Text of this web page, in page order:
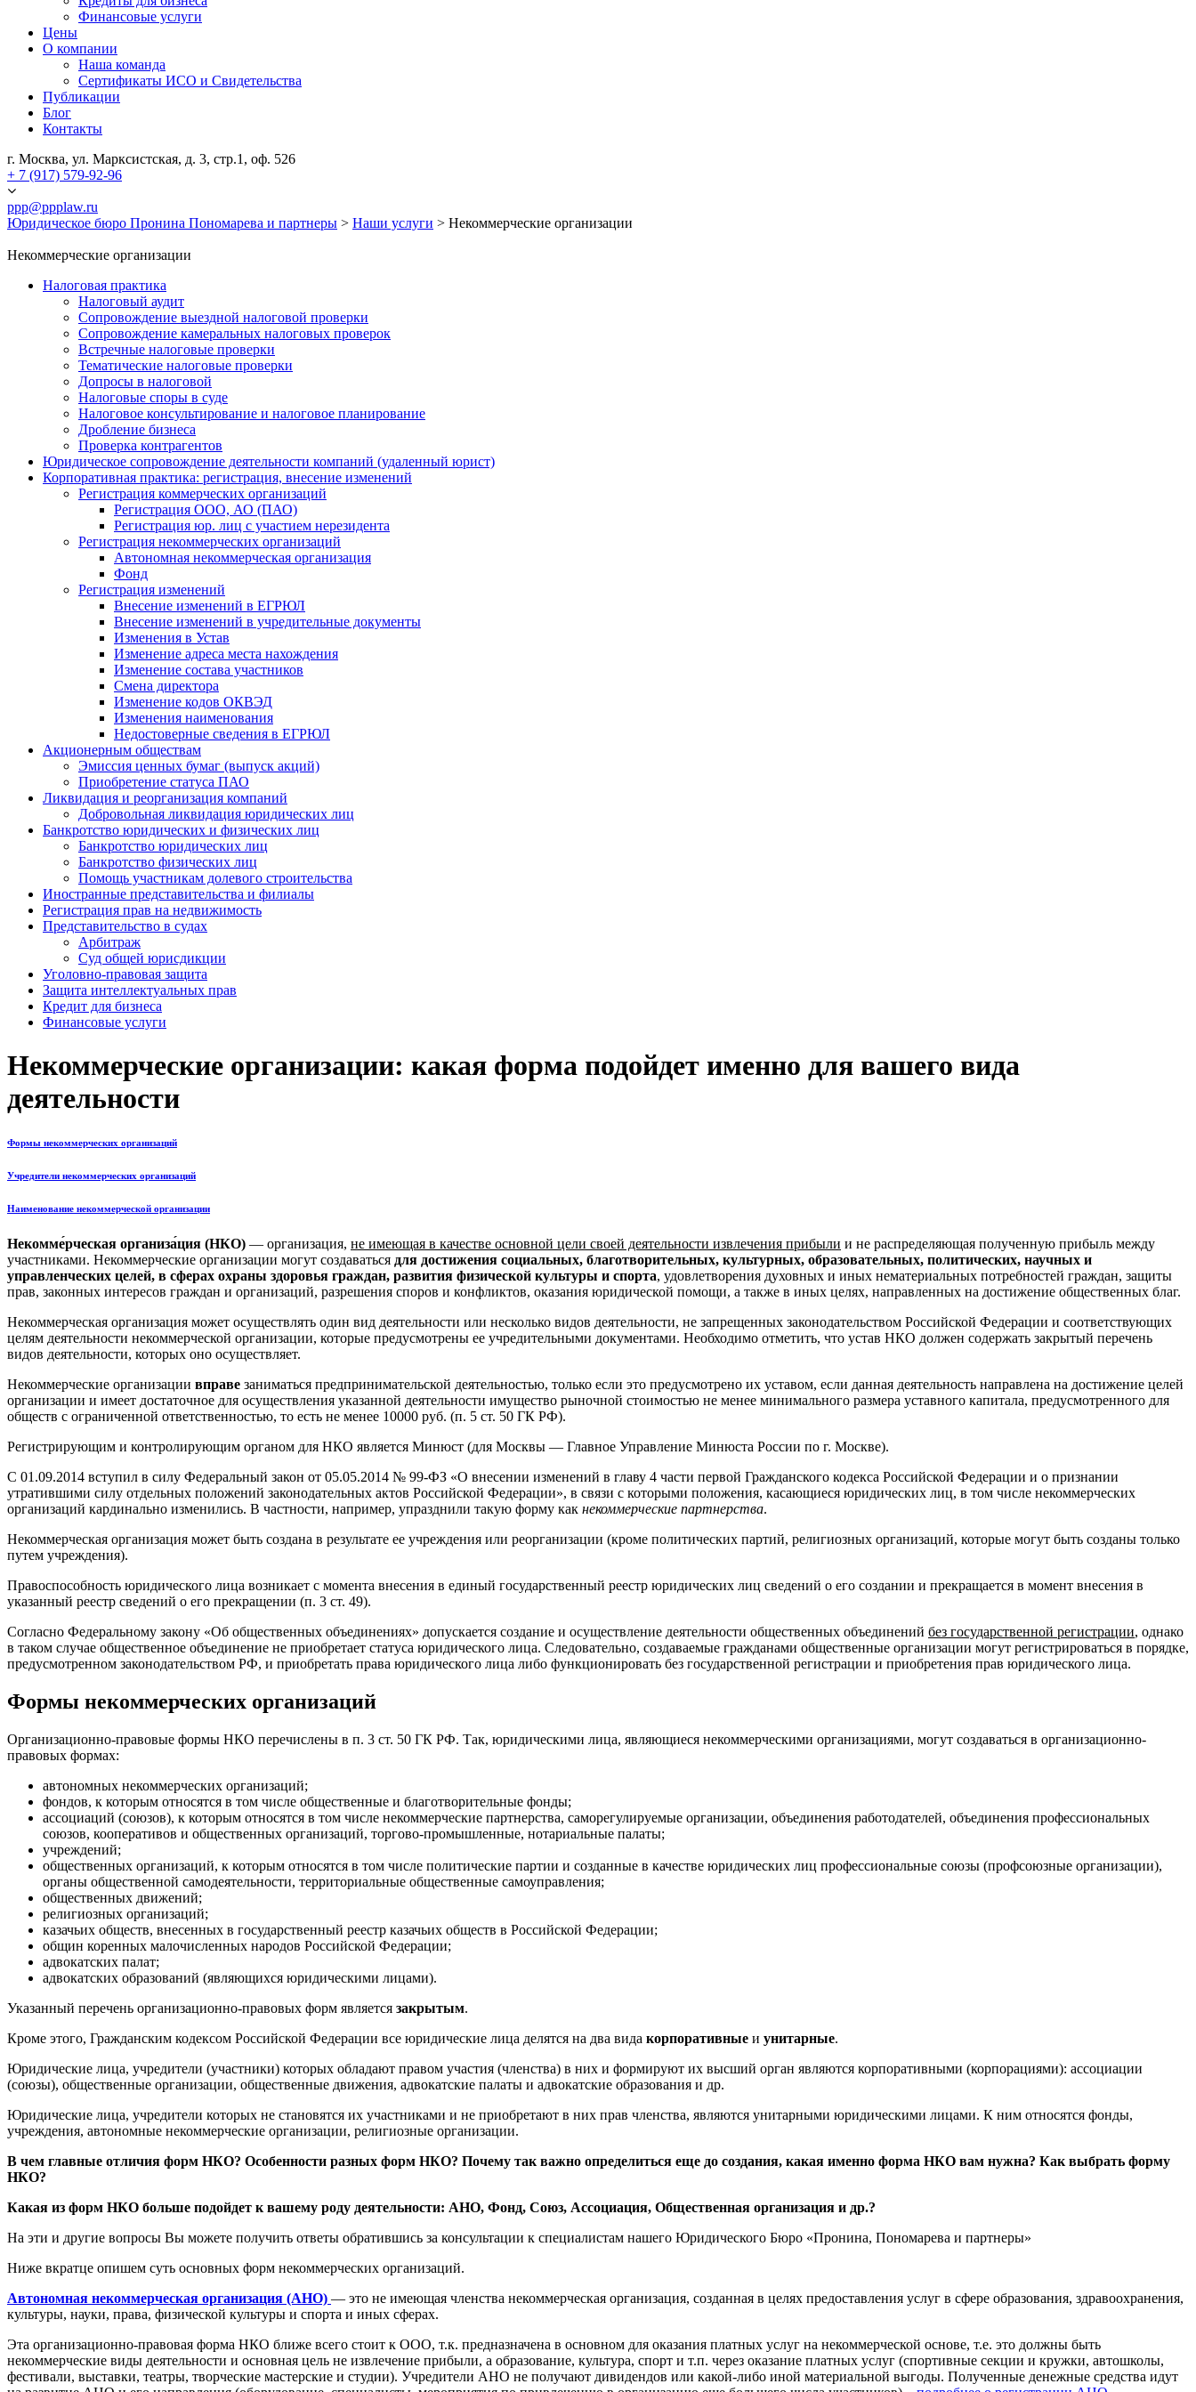
Финансовые услуги
Цены
О компании
Наша команда
Сертификаты ИСО и Свидетельства
Публикации
Блог
Контакты
г. Москва, ул. Марксистская, д. 3, стр.1, оф. 526
+ 7 (917) 579-92-96
ppp@ppplaw.ru
Юридическое бюро Пронина Пономарева и партнеры > Наши услуги > Некоммерческие организации
Некоммерческие организации
Налоговая практика
Налоговый аудит
Сопровождение выездной налоговой проверки
Сопровождение камеральных налоговых проверок
Встречные налоговые проверки
Тематические налоговые проверки
Допросы в налоговой
Налоговые споры в суде
Налоговое консультирование и налоговое планирование
Дробление бизнеса
Проверка контрагентов
Юридическое сопровождение деятельности компаний (удаленный юрист)
Корпоративная практика: регистрация, внесение изменений
Регистрация коммерческих организаций
Регистрация ООО, АО (ПАО)
Регистрация юр. лиц с участием нерезидента
Регистрация некоммерческих организаций
Автономная некоммерческая организация
Фонд
Регистрация изменений
Внесение изменений в ЕГРЮЛ
Внесение изменений в учредительные документы
Изменения в Устав
Изменение адреса места нахождения
Изменение состава участников
Смена директора
Изменение кодов ОКВЭД
Изменения наименования
Недостоверные сведения в ЕГРЮЛ
Акционерным обществам
Эмиссия ценных бумаг (выпуск акций)
Приобретение статуса ПАО
Ликвидация и реорганизация компаний
Добровольная ликвидация юридических лиц
Банкротство юридических и физических лиц
Банкротство юридических лиц
Банкротство физических лиц
Помощь участникам долевого строительства
Иностранные представительства и филиалы
Регистрация прав на недвижимость
Представительство в судах
Арбитраж
Суд общей юрисдикции
Уголовно-правовая защита
Защита интеллектуальных прав
Кредит для бизнеса
Финансовые услуги
Некоммерческие организации: какая форма подойдет именно для вашего вида
деятельности
Формы некоммерческих организаций
Учредители некоммерческих организаций
Наименование некоммерческой организации
Некомме́рческая организа́ция (НКО) — организация, не имеющая в качестве основной цели своей деятельности извлечения прибыли и не распределяющая полученную прибыль между
участниками. Некоммерческие организации могут создаваться для достижения социальных, благотворительных, культурных, образовательных, политических, научных и
управленческих целей, в сферах охраны здоровья граждан, развития физической культуры и спорта, удовлетворения духовных и иных нематериальных потребностей граждан, защиты
прав, законных интересов граждан и организаций, разрешения споров и конфликтов, оказания юридической помощи, а также в иных целях, направленных на достижение общественных благ.
Некоммерческая организация может осуществлять один вид деятельности или несколько видов деятельности, не запрещенных законодательством Российской Федерации и соответствующих
целям деятельности некоммерческой организации, которые предусмотрены ее учредительными документами. Необходимо отметить, что устав НКО должен содержать закрытый перечень
видов деятельности, которых оно осуществляет.
Некоммерческие организации вправе заниматься предпринимательской деятельностью, только если это предусмотрено их уставом, если данная деятельность направлена на достижение целей
организации и имеет достаточное для осуществления указанной деятельности имущество рыночной стоимостью не менее минимального размера уставного капитала, предусмотренного для
обществ с ограниченной ответственностью, то есть не менее 10000 руб. (п. 5 ст. 50 ГК РФ).
Регистрирующим и контролирующим органом для НКО является Минюст (для Москвы — Главное Управление Минюста России по г. Москве).
С 01.09.2014 вступил в силу Федеральный закон от 05.05.2014 № 99-ФЗ «О внесении изменений в главу 4 части первой Гражданского кодекса Российской Федерации и о признании
утратившими силу отдельных положений законодательных актов Российской Федерации», в связи с которыми положения, касающиеся юридических лиц, в том числе некоммерческих
организаций кардинально изменились. В частности, например, упразднили такую форму как некоммерческие партнерства.
Некоммерческая организация может быть создана в результате ее учреждения или реорганизации (кроме политических партий, религиозных организаций, которые могут быть созданы только
путем учреждения).
Правоспособность юридического лица возникает с момента внесения в единый государственный реестр юридических лиц сведений о его создании и прекращается в момент внесения в
указанный реестр сведений о его прекращении (п. 3 ст. 49).
Согласно Федеральному закону «Об общественных объединениях» допускается создание и осуществление деятельности общественных объединений без государственной регистрации, однако
в таком случае общественное объединение не приобретает статуса юридического лица. Следовательно, создаваемые гражданами общественные организации могут регистрироваться в порядке,
предусмотренном законодательством РФ, и приобретать права юридического лица либо функционировать без государственной регистрации и приобретения прав юридического лица.
Формы некоммерческих организаций
Организационно-правовые формы НКО перечислены в п. 3 ст. 50 ГК РФ. Так, юридическими лица, являющиеся некоммерческими организациями, могут создаваться в организационно-
правовых формах:
автономных некоммерческих организаций;
фондов, к которым относятся в том числе общественные и благотворительные фонды;
ассоциаций (союзов), к которым относятся в том числе некоммерческие партнерства, саморегулируемые организации, объединения работодателей, объединения профессиональных
союзов, кооперативов и общественных организаций, торгово-промышленные, нотариальные палаты;
учреждений;
общественных организаций, к которым относятся в том числе политические партии и созданные в качестве юридических лиц профессиональные союзы (профсоюзные организации),
органы общественной самодеятельности, территориальные общественные самоуправления;
общественных движений;
религиозных организаций;
казачьих обществ, внесенных в государственный реестр казачьих обществ в Российской Федерации;
общин коренных малочисленных народов Российской Федерации;
адвокатских палат;
адвокатских образований (являющихся юридическими лицами).
Указанный перечень организационно-правовых форм является закрытым.
Кроме этого, Гражданским кодексом Российской Федерации все юридические лица делятся на два вида корпоративные и унитарные.
Юридические лица, учредители (участники) которых обладают правом участия (членства) в них и формируют их высший орган являются корпоративными (корпорациями): ассоциации
(союзы), общественные организации, общественные движения, адвокатские палаты и адвокатские образования и др.
Юридические лица, учредители которых не становятся их участниками и не приобретают в них прав членства, являются унитарными юридическими лицами. К ним относятся фонды,
учреждения, автономные некоммерческие организации, религиозные организации.
В чем главные отличия форм НКО? Особенности разных форм НКО? Почему так важно определиться еще до создания, какая именно форма НКО вам нужна? Как выбрать форму
НКО?
Какая из форм НКО больше подойдет к вашему роду деятельности: АНО, Фонд, Союз, Ассоциация, Общественная организация и др.?
На эти и другие вопросы Вы можете получить ответы обратившись за консультации к специалистам нашего Юридического Бюро «Пронина, Пономарева и партнеры»
Ниже вкратце опишем суть основных форм некоммерческих организаций.
Автономная некоммерческая организация (АНО) — это не имеющая членства некоммерческая организация, созданная в целях предоставления услуг в сфере образования, здравоохранения,
культуры, науки, права, физической культуры и спорта и иных сферах.
Эта организационно-правовая форма НКО ближе всего стоит к ООО, т.к. предназначена в основном для оказания платных услуг на некоммерческой основе, т.е. это должны быть
некоммерческие виды деятельности и основная цель не извлечение прибыли, а образование, культура, спорт и т.п. через оказание платных услуг (спортивные секции и кружки, автошколы,
фестивали, выставки, театры, творческие мастерские и студии). Учредители АНО не получают дивидендов или какой-либо иной материальной выгоды. Полученные денежные средства идут